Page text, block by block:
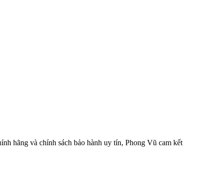
hãng và chính sách bảo hành uy tín, Phong Vũ cam kết